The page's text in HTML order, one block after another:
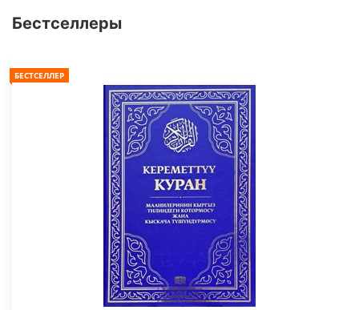
Бестселлеры
БЕСТСЕЛЛЕР